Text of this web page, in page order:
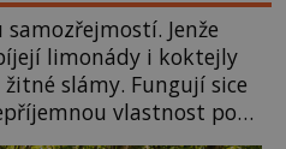
Jenže
limonády i koktejly
slámy. Fungují sice
vlastnost po
dodávají travnatou